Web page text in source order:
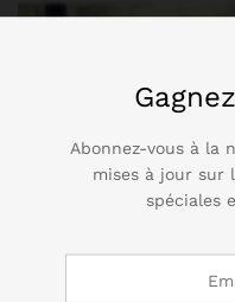
Gagnez
Abonnez-vous à la
mises à jour sur
spéciales